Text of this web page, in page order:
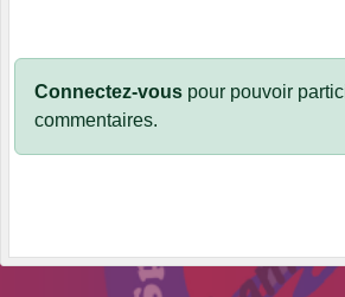
Connectez-vous pour pouvoir
commentaires.